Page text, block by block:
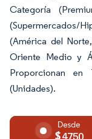
Categoría
(América del
Oriente Medio y
Proporcionan en
(Unidades).